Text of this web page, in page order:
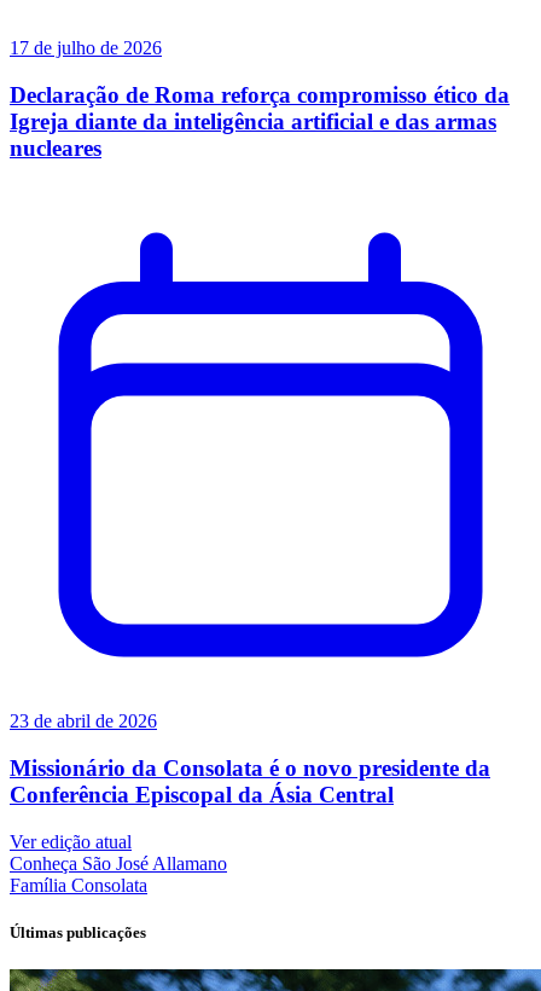
17 de julho de 2026
Declaração de Roma reforça compromisso ético da
Igreja diante da inteligência artificial e das armas
nucleares
23 de abril de 2026
Missionário da Consolata é o novo presidente da
Conferência Episcopal da Ásia Central
Ver edição atual
Conheça São José Allamano
Família Consolata
Últimas publicações